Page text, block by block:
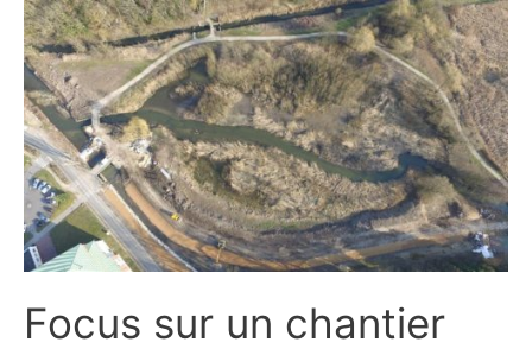
Focus sur un chantier
Focus
sur
un
chantier
SETHY
de
continuité
écologique
sur
l’Orge.